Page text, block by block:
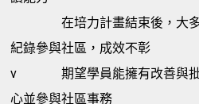
在培力計畫結束後，大
紀錄參與社區，成效不彰
v
期望學員能擁有改善與
心並參與社區事務